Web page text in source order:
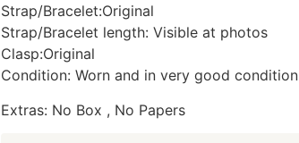
Strap/Bracelet:Original
Strap/Bracelet length: Visible at photos
Clasp:Original
Condition: Worn and in very good condition
Extras: No Box , No Papers